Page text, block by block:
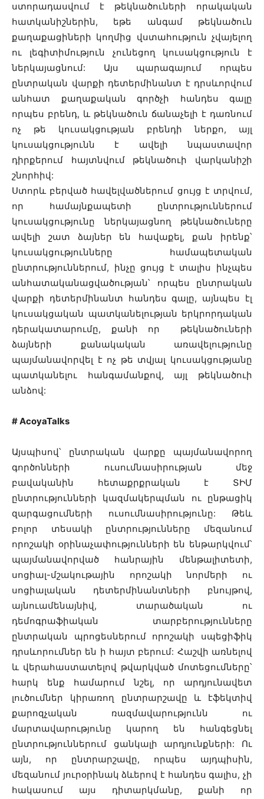
ստորադասվում է թեկնածուների որակական
հատկանիշներին, եթե անգամ թեկնածուն
քաղաքացիների կողմից վստահություն չվայելող
ու լեգիտիմություն չունեցող կուսակցություն է
ներկայացնում: Այս պարագայում որպես
ընտրական վարքի դետերմինանտ է դրսևորվում
անհատ քաղաքական գործչի հանդես գալը
որպես բրենդ, և թեկնածուն ճանաչելի է դառնում
ոչ թե կուսակցության բրենդի ներքո, այլ
կուսակցությունն է ավելի նպաստավոր
դիրքերում հայտնվում թեկնածուի վարկանիշի
շնորհիվ:
Ստորև բերված հավելվածներում ցույց է տրվում,
որ համայնքապետի ընտրություններում
կուսակցությունը ներկայացնող թեկնածուները
ավելի շատ ձայներ են հավաքել, քան իրենք՝
կուսակցությունները համապետական
ընտրություններում, ինչը ցույց է տալիս ինչպես
անհատականացվածության՝ որպես ընտրական
վարքի դետերմինանտ հանդես գալը, այնպես էլ
կուսակցական պատկանելության երկրորդական
դերակատարումը, քանի որ թեկնածուների
ձայների քանակական առավելությունը
պայմանավորվել է ոչ թե տվյալ կուսակցությանը
պատկանելու հանգամանքով, այլ թեկնածուի
անձով:
# AcoyaTalks
Այսպիսով՝ ընտրական վարքը պայմանավորող
գործոնների ուսումնասիրության մեջ
բավականին հետաքրքրական է ՏԻՄ
ընտրությունների կազմակերպման ու ընթացիկ
զարգացումների ուսումնասիրությունը: Թեև
բոլոր տեսակի ընտրությունները մեզանում
որոշակի օրինաչափությունների են ենթարկվում՝
պայմանավորված հանրային մենթալիտետի,
սոցիալ-մշակութային որոշակի նորմերի ու
սոցիալական դետերմինանտների բնույթով,
այնուամենայնիվ, տարածական ու
դեմոգրաֆիական տարբերությունները
ընտրական պրոցեսներում որոշակի սպեցիֆիկ
դրսևորումներ են ի հայտ բերում: Հաշվի առնելով
և վերահաստատելով թվարկված մոտեցումները՝
հարկ ենք համարում նշել, որ արդյունավետ
լուծումներ կիրառող ընտրարշավը և էֆեկտիվ
քարոզչական ռազմավարությունն ու
մարտավարությունը կարող են հանգեցնել
ընտրություններում ցանկալի արդյունքների: Ու
այն, որ ընտրարշավը, որպես այդպիսին,
մեզանում յուրօրինակ ձևերով է հանդես գալիս, չի
հակասում այս դիտարկմանը, քանի որ